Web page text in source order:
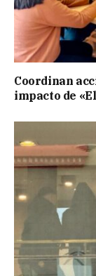
Coordinan
impacto de